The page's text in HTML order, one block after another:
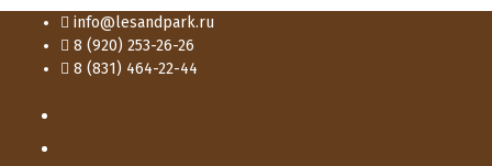
info@lesandpark.ru
8 (920) 253-26-26
8 (831) 464-22-44